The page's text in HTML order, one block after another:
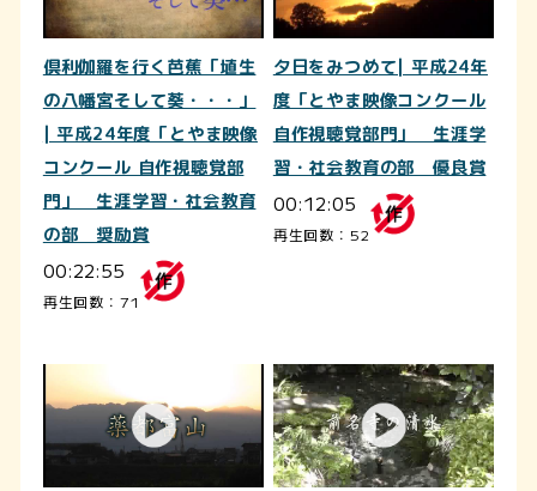
倶利伽羅を行く芭蕉「埴生
の八幡宮そして葵・・・」
| 平成24年度「とやま映像
コンクール 自作視聴覚部
門」 生涯学習・社会教育
の部 奨励賞
00:22:55
再生回数：71
夕日をみつめて| 平成24年
度「とやま映像コンクール
自作視聴覚部門」 生涯学
習・社会教育の部 優良賞
00:12:05
再生回数：52